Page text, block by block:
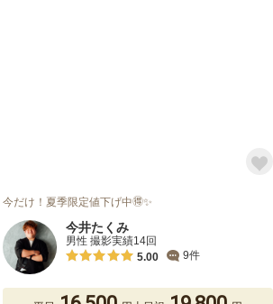
今だけ！夏季限定値下げ中🉐✨
今井たくみ
男性 撮影実績14回
5.00
9件